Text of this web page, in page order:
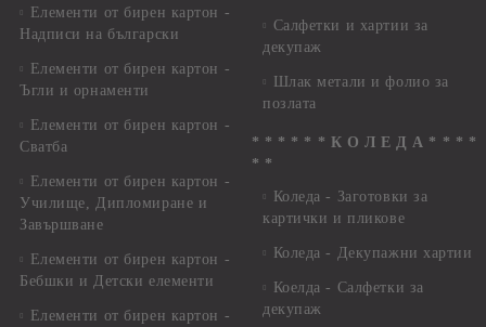
Елементи от бирен картон -
Надписи на български
Елементи от бирен картон -
Ъгли и орнаменти
Елементи от бирен картон -
Сватба
Елементи от бирен картон -
Училище, Дипломиране и
Завършване
Елементи от бирен картон -
Бебшки и Детски елементи
Елементи от бирен картон -
Салфетки и хартии за
декупаж
Шлак метали и фолио за
позлата
* * * * * * К О Л Е Д А * * * *
* *
Коледа - Заготовки за
картички и пликове
Коледа - Декупажни хартии
Коелда - Салфетки за
декупаж